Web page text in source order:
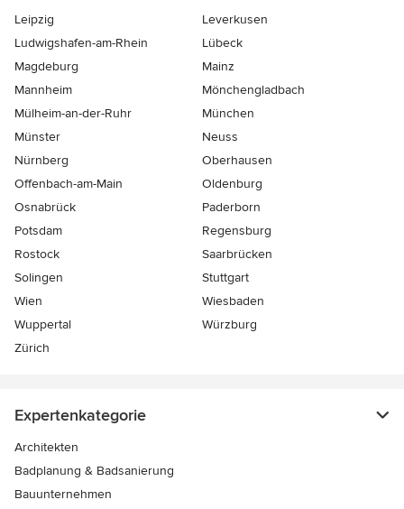
Leipzig
Leverkusen
Ludwigshafen-am-Rhein
Lübeck
Magdeburg
Mainz
Mannheim
Mönchen­gladbach
Mülheim-an-der-Ruhr
München
Münster
Neuss
Nürnberg
Oberhausen
Offenbach-am-Main
Oldenburg
Osnabrück
Paderborn
Potsdam
Regensburg
Rostock
Saarbrücken
Solingen
Stuttgart
Wien
Wiesbaden
Wuppertal
Würzburg
Zürich
Expertenkategorie
Architekten
Badplanung & Badsanierung
Bauunternehmen